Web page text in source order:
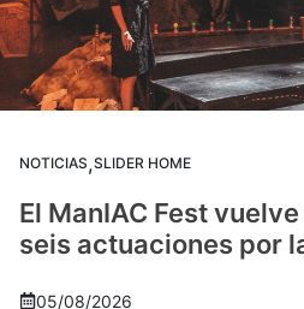
NOTICIAS,SLIDER HOME
El ManIAC Fest
seis actuaciones por
05/08/2026